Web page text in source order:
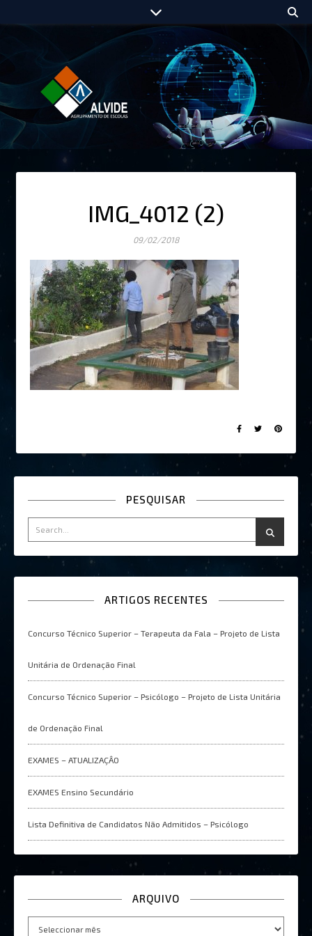
IMG_4012 (2)
09/02/2018
PESQUISAR
ARTIGOS RECENTES
Concurso Técnico Superior – Terapeuta da Fala – Projeto de Lista
Unitária de Ordenação Final
Concurso Técnico Superior – Psicólogo – Projeto de Lista Unitária
de Ordenação Final
EXAMES – ATUALIZAÇÂO
EXAMES Ensino Secundário
Lista Definitiva de Candidatos Não Admitidos – Psicólogo
ARQUIVO
Arquivo